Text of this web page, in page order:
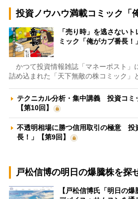
投資ノウハウ満載コミック「
「売り時」を逃さない
ミック「俺がカブ番長！
かつて投資情報雑誌「マネーポスト」
詰め込まれた「天下無敵の株コミック」
テクニカル分析・集中講義 投資コミ
【第10回】
不透明相場に勝つ信用取引の極意 投
長！」【第9回】
戸松信博の明日の爆騰株を探
【戸松信博氏「明日の